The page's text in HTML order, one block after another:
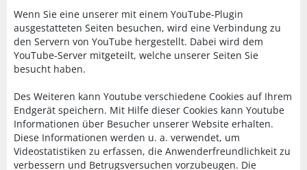
Wenn Sie eine unserer mit einem YouTube-Plugin
ausgestatteten Seiten besuchen, wird eine Verbindung zu
den Servern von YouTube hergestellt. Dabei wird dem
YouTube-Server mitgeteilt, welche unserer Seiten Sie
besucht haben.
Des Weiteren kann Youtube verschiedene Cookies auf Ihrem
Endgerät speichern. Mit Hilfe dieser Cookies kann Youtube
Informationen über Besucher unserer Website erhalten.
Diese Informationen werden u. a. verwendet, um
Videostatistiken zu erfassen, die Anwenderfreundlichkeit zu
verbessern und Betrugsversuchen vorzubeugen. Die